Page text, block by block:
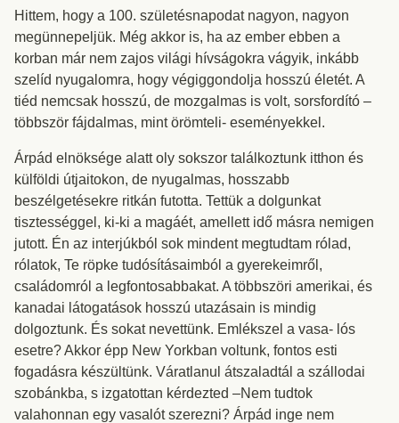
Hittem, hogy a 100. születésnapodat nagyon, nagyon
megünnepeljük. Még akkor is, ha az ember ebben a
korban már nem zajos világi hívságokra vágyik, inkább
szelíd nyugalomra, hogy végiggondolja hosszú életét. A
tiéd nemcsak hosszú, de mozgalmas is volt, sorsfordító –
többször fájdalmas, mint örömteli- eseményekkel.
Árpád elnöksége alatt oly sokszor találkoztunk itthon és
külföldi útjaitokon, de nyugalmas, hosszabb
beszélgetésekre ritkán futotta. Tettük a dolgunkat
tisztességgel, ki-ki a magáét, amellett idő másra nemigen
jutott. Én az interjúkból sok mindent megtudtam rólad,
rólatok, Te röpke tudósításaimból a gyerekeimről,
családomról a legfontosabbakat. A többszöri amerikai, és
kanadai látogatások hosszú utazásain is mindig
dolgoztunk. És sokat nevettünk. Emlékszel a vasa- lós
esetre? Akkor épp New Yorkban voltunk, fontos esti
fogadásra készültünk. Váratlanul átszaladtál a szállodai
szobánkba, s izgatottan kérdezted –Nem tudtok
valahonnan egy vasalót szerezni? Árpád inge nem